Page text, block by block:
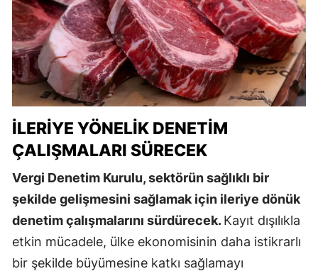
İLERIYE YÖNELIK DENETIM
ÇALIŞMALARI SÜRECEK
Vergi Denetim Kurulu, sektörün sağlıklı bir
şekilde gelişmesini sağlamak için ileriye dönük
denetim çalışmalarını sürdürecek.Kayıt dışılıkla
etkin mücadele, ülke ekonomisinin daha istikrarlı
bir şekilde büyümesine katkı sağlamayı